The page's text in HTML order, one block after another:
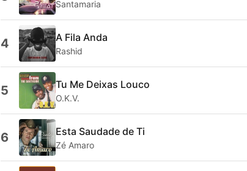
Santamaria
4 A Fila Anda
Rashid
5 Tu Me Deixas Louco
O.K.V.
6 Esta Saudade de Ti
Zé Amaro